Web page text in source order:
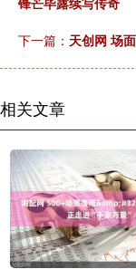
下一篇： 天创网 场
相关文章